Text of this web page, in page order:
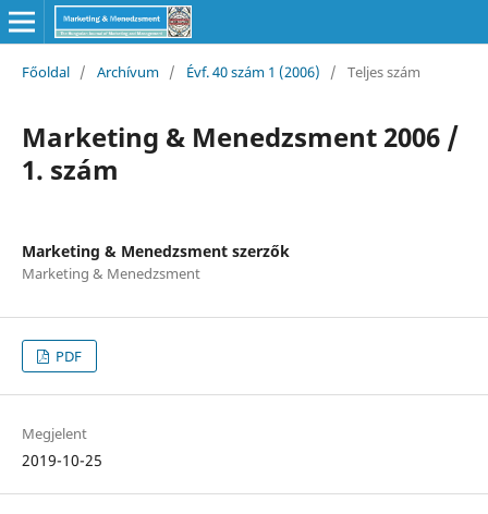
Főoldal / Archívum / Évf. 40 szám 1 (2006) / Teljes szám
Marketing & Menedzsment 2006 /
1. szám
Marketing & Menedzsment szerzők
Marketing & Menedzsment
PDF
Megjelent
2019-10-25